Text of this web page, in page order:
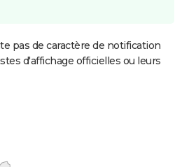
pas de caractère de notification
d'affichage officielles ou leurs